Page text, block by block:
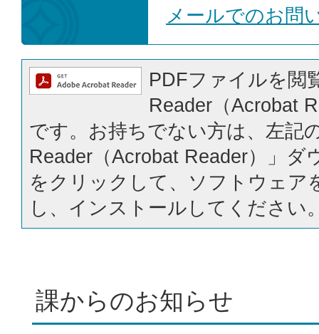
メールでのお問
PDFファイルを閲
Reader（Acrobat
です。お持ちでない方は、左記
Reader（Acrobat Reader）」ダ
をクリックして、ソフトウェア
し、インストールしてください
課からのお知らせ